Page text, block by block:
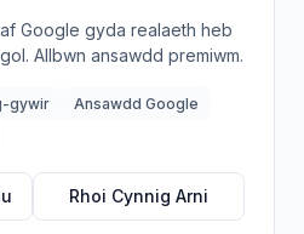
Google gyda realaeth heb
Allbwn ansawdd premiwm.
gywir
Ansawdd Google
Rhoi Cynnig Arni